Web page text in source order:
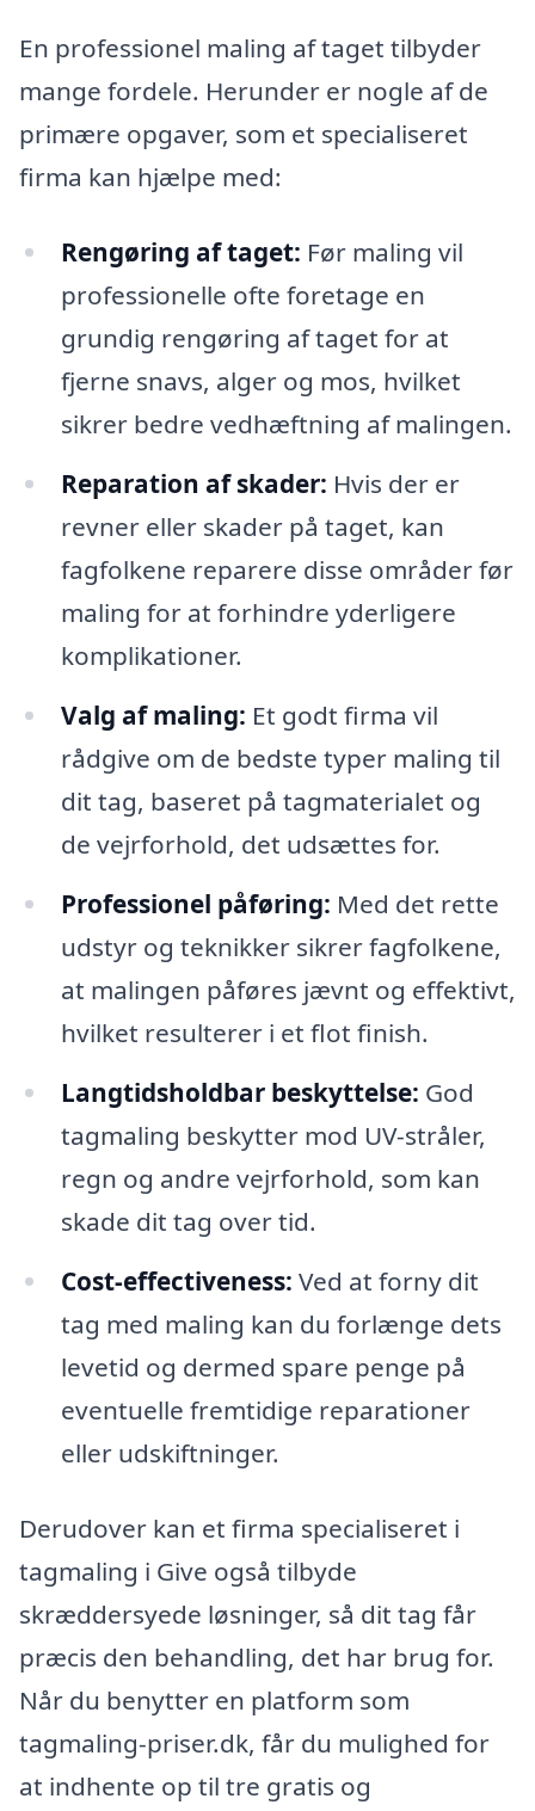
En professionel maling af taget tilbyder
mange fordele. Herunder er nogle af de
primære opgaver, som et specialiseret
firma kan hjælpe med:
Rengøring af taget: Før maling vil
professionelle ofte foretage en
grundig rengøring af taget for at
fjerne snavs, alger og mos, hvilket
sikrer bedre vedhæftning af malingen.
Reparation af skader: Hvis der er
revner eller skader på taget, kan
fagfolkene reparere disse områder før
maling for at forhindre yderligere
komplikationer.
Valg af maling: Et godt firma vil
rådgive om de bedste typer maling til
dit tag, baseret på tagmaterialet og
de vejrforhold, det udsættes for.
Professionel påføring: Med det rette
udstyr og teknikker sikrer fagfolkene,
at malingen påføres jævnt og effektivt,
hvilket resulterer i et flot finish.
Langtidsholdbar beskyttelse: God
tagmaling beskytter mod UV-stråler,
regn og andre vejrforhold, som kan
skade dit tag over tid.
Cost-effectiveness: Ved at forny dit
tag med maling kan du forlænge dets
levetid og dermed spare penge på
eventuelle fremtidige reparationer
eller udskiftninger.
Derudover kan et firma specialiseret i
tagmaling i Give også tilbyde
skræddersyede løsninger, så dit tag får
præcis den behandling, det har brug for.
Når du benytter en platform som
tagmaling-priser.dk, får du mulighed for
at indhente op til tre gratis og